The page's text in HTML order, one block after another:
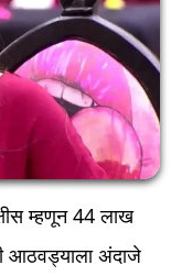
म्हणून 44 लाख
आठवड्याला अंदाजे